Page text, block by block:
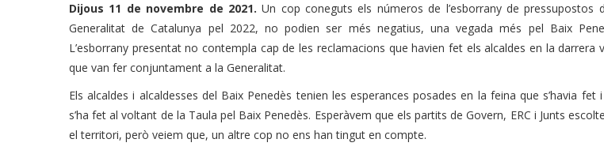
Dijous 11 de novembre de 2021. Un cop coneguts els números de l’esborrany de pressupostos
Generalitat de Catalunya pel 2022, no podien ser més negatius, una vegada més pel Baix
L’esborrany presentat no contempla cap de les reclamacions que havien fet els alcaldes en la darrera
que van fer conjuntament a la Generalitat.
Els alcaldes i alcaldesses del Baix Penedès tenien les esperances posades en la feina que s’havia fet
s’ha fet al voltant de la Taula pel Baix Penedès. Esperàvem que els partits de Govern, ERC i Junts
el territori, però veiem que, un altre cop no ens han tingut en compte.